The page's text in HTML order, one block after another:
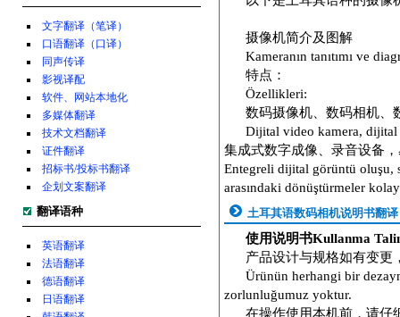
文字翻译（笔译）
口语翻译（口译）
同声传译
影视译配
软件、网站本地化
多媒体翻译
技术文档翻译
证件翻译
招标书/投标书翻译
企划文案翻译
翻译语种
英语翻译
法语翻译
德语翻译
日语翻译
摄像机简介及图解
Kameranın tanıtımı ve
特点：
Özellikleri:
数码摄像机、数码相机、
Dijital video kamera, dijital
集成式数字成像、录音设备
Entegreli dijital görüntü oluşu,
arasındaki dönüştürmeler
土耳其语数码相机说明书翻译
使用说明书Kullanma
产品设计与规格如有变更
Ürünün herhangi bir
zorlunluğumuz yoktur.
在操作使用本机前，请仔